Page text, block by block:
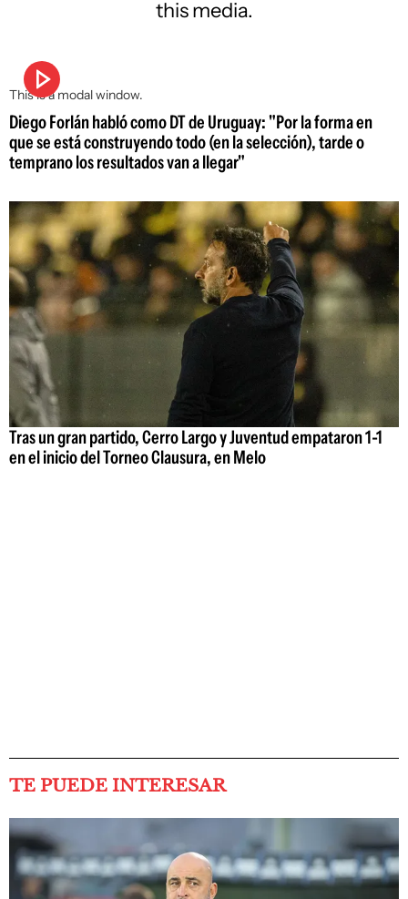
This is a modal window.
this media.
Diego Forlán habló como DT de Uruguay: "Por la forma en
que se está construyendo todo (en la selección), tarde o
temprano los resultados van a llegar"
Tras un gran partido, Cerro Largo y Juventud empataron 1-1
en el inicio del Torneo Clausura, en Melo
TE PUEDE INTERESAR